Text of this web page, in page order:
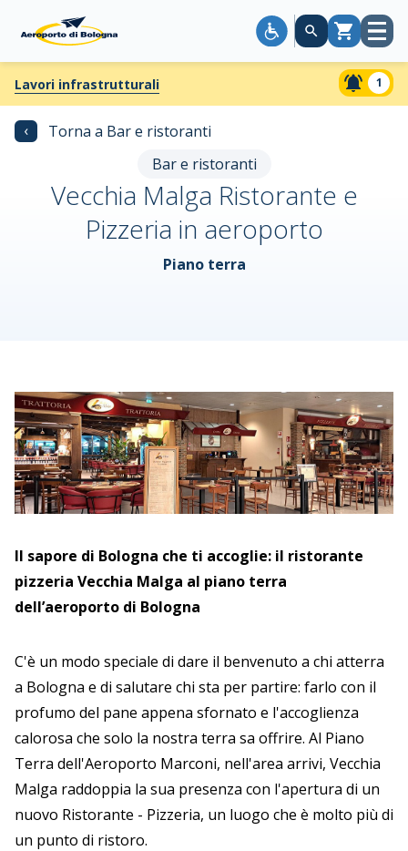
CarrelloApri
Lavori infrastrutturali 1
‹
Torna a Bar e ristoranti
Bar e ristoranti
Vecchia Malga Ristorante e
Pizzeria in aeroporto
Piano terra
Il sapore di Bologna che ti accoglie: il ristorante
pizzeria Vecchia Malga al piano terra
dell’aeroporto di Bologna
C'è un modo speciale di dare il benvenuto a chi atterra
a Bologna e di salutare chi sta per partire: farlo con il
profumo del pane appena sfornato e l'accoglienza
calorosa che solo la nostra terra sa offrire. Al Piano
Terra dell'Aeroporto Marconi, nell'area arrivi, Vecchia
Malga raddoppia la sua presenza con l'apertura di un
nuovo Ristorante - Pizzeria, un luogo che è molto più di
un punto di ristoro.